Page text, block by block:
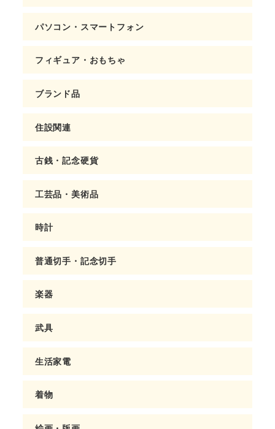
パソコン・スマートフォン
フィギュア・おもちゃ
ブランド品
住設関連
古銭・記念硬貨
工芸品・美術品
時計
普通切手・記念切手
楽器
武具
生活家電
着物